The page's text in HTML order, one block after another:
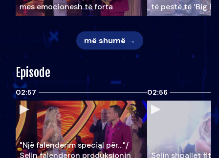
mes emocionesh të forta
të pestë të ‘Big
më shumë →
Episode
02:57
"Një falenderim special për…"/
Selin falënderon produksionin
02:56
Selin shpallet